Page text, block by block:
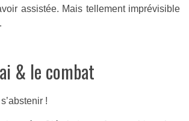
assistée. Mais tellement imprévisible
& le combat
!